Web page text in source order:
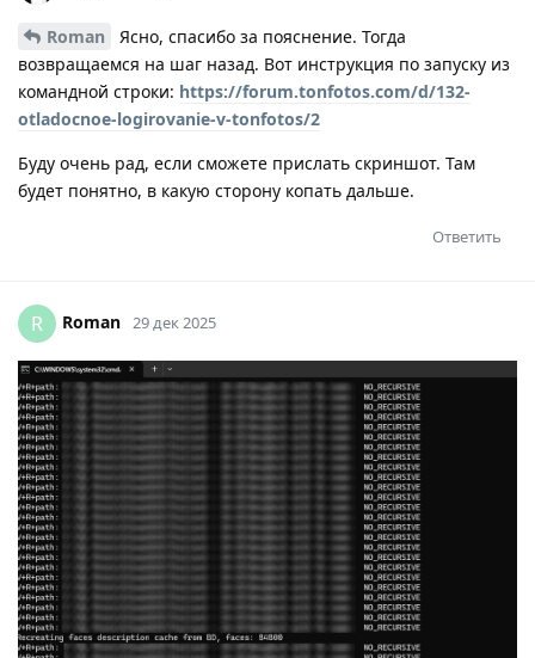
Roman
Ясно, спасибо за пояснение. Тогда
возвращаемся на шаг назад. Вот инструкция по запуску из
командной строки: https://forum.tonfotos.com/d/132-
otladocnoe-logirovanie-v-tonfotos/2
Буду очень рад, если сможете прислать скриншот. Там
будет понятно, в какую сторону копать дальше.
Ответить
R Roman 29 дек 2025